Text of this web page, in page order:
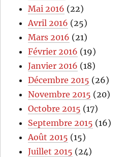
Mai 2016 (22)
Avril 2016 (25)
Mars 2016 (21)
Février 2016 (19)
Janvier 2016 (18)
Décembre 2015 (26)
Novembre 2015 (20)
Octobre 2015 (17)
Septembre 2015 (16)
Août 2015 (15)
Juillet 2015 (24)